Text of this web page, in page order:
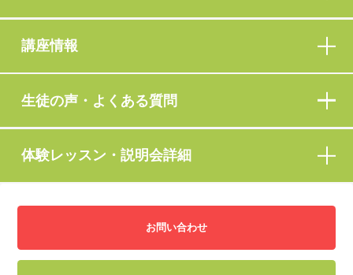
講座情報
生徒の声・よくある質問
体験レッスン・説明会詳細
お問い合わせ